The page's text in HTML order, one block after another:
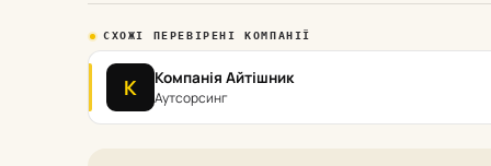
СХОЖІ ПЕРЕВІРЕНІ КОМПАНІЇ
К Компанія Айтішник
Аутсорсинг